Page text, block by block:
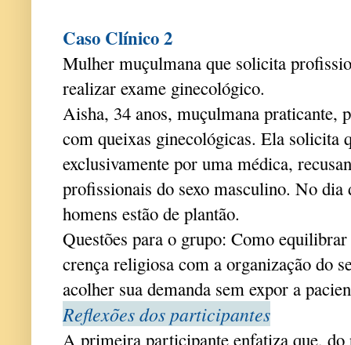
Caso Clínico 2
Mulher muçulmana que solicita
realizar exame ginecológico.
Aisha, 34 anos, muçulmana praticante,
com queixas ginecológicas. Ela solicita
exclusivamente por uma médica,
profissionais do sexo masculino. No dia
homens estão de plantão.
Questões para o grupo: Como
crença religiosa com a organização do
acolher sua demanda sem expor a
Reflexões dos participantes
A primeira participante enfatiza que,